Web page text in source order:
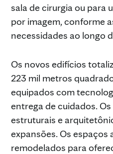
sala de cirurgia ou para
por imagem, conforme
necessidades ao longo
Os novos edifícios
223 mil metros
equipados com
entrega de cuidados.
estruturais e
expansões. Os espaços
remodelados para